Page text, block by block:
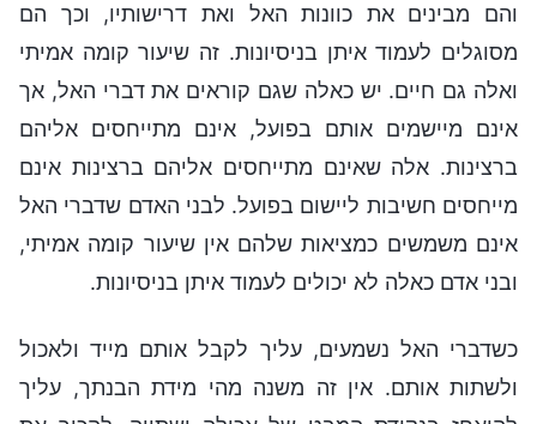
והם מבינים את כוונות האל ואת דרישותיו, וכך הם
מסוגלים לעמוד איתן בניסיונות. זה שיעור קומה אמיתי
ואלה גם חיים. יש כאלה שגם קוראים את דברי האל, אך
אינם מיישמים אותם בפועל, אינם מתייחסים אליהם
ברצינות. אלה שאינם מתייחסים אליהם ברצינות אינם
מייחסים חשיבות ליישום בפועל. לבני האדם שדברי האל
אינם משמשים כמציאות שלהם אין שיעור קומה אמיתי,
ובני אדם כאלה לא יכולים לעמוד איתן בניסיונות.
כשדברי האל נשמעים, עליך לקבל אותם מייד ולאכול
ולשתות אותם. אין זה משנה מהי מידת הבנתך, עליך